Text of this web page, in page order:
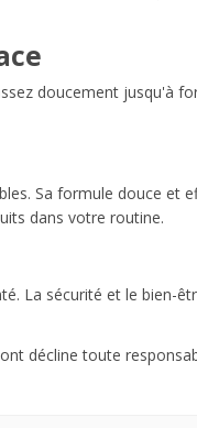
doucement jusqu'à
Sa formule douce et
dans votre routine.
La sécurité et le
décline toute